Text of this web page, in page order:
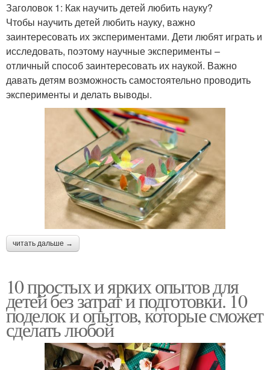
Заголовок 1: Как научить детей любить науку?
Чтобы научить детей любить науку, важно
заинтересовать их экспериментами. Дети любят играть и
исследовать, поэтому научные эксперименты –
отличный способ заинтересовать их наукой. Важно
давать детям возможность самостоятельно проводить
эксперименты и делать выводы.
читать дальше →
10 простых и ярких опытов для
детей без затрат и подготовки. 10
поделок и опытов, которые сможет
сделать любой